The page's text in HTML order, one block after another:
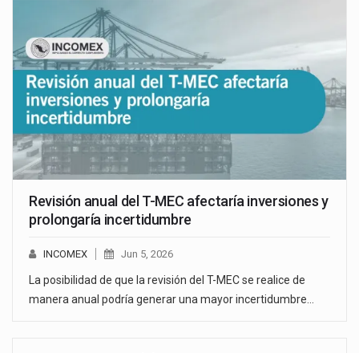
Revisión anual del T-MEC afectaría inversiones y
prolongaría incertidumbre
INCOMEX Jun 5, 2026
La posibilidad de que la revisión del T-MEC se realice de
manera anual podría generar una mayor incertidumbre…